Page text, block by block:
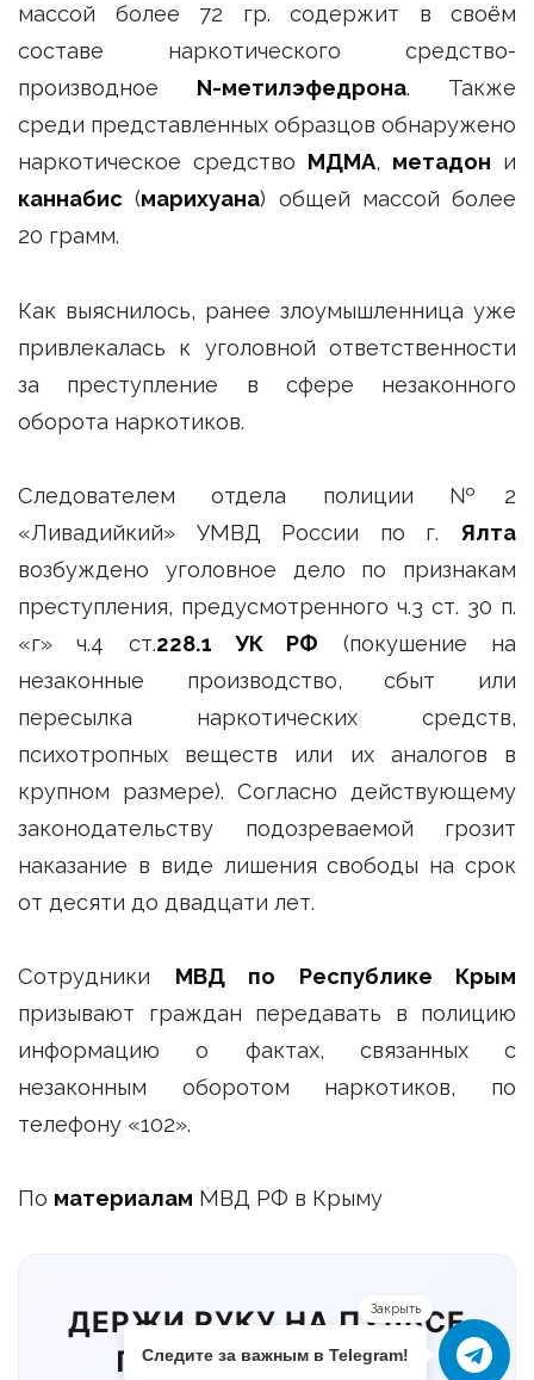
массой более 72 гр. содержит в своём
составе наркотического средство-
производное N-метилэфедрона. Также
среди представленных образцов обнаружено
наркотическое средство МДМА, метадон и
каннабис (марихуана) общей массой более
20 грамм.
Как выяснилось, ранее злоумышленница уже
привлекалась к уголовной ответственности
за преступление в сфере незаконного
оборота наркотиков.
Следователем отдела полиции №2
«Ливадийкий» УМВД России по г. Ялта
возбуждено уголовное дело по признакам
преступления, предусмотренного ч.3 ст. 30 п.
«г» ч.4 ст.228.1 УК РФ (покушение на
незаконные производство, сбыт или
пересылка наркотических средств,
психотропных веществ или их аналогов в
крупном размере). Согласно действующему
законодательству подозреваемой грозит
наказание в виде лишения свободы на срок
от десяти до двадцати лет.
Сотрудники МВД по Республике Крым
призывают граждан передавать в полицию
информацию о фактах, связанных с
незаконным оборотом наркотиков, по
телефону «102».
По материалам МВД РФ в Крыму
ДЕРЖИ РУКУ НА ПУЛЬСЕ
ПРАВОВОЙ ЖИЗНИ
Закрыть
Следите за важным в Telegram!